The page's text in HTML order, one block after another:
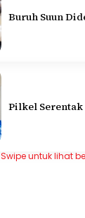
Buruh Suun
Pilkel Serentak
Swipe untuk lihat